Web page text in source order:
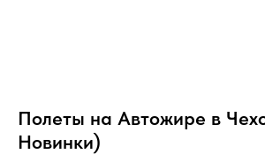
Полеты на Автожире в
Новинки)